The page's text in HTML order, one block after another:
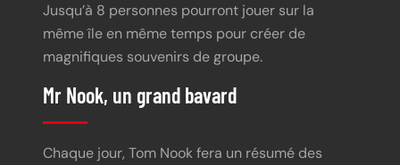
Jusqu’à 8 personnes pourront jouer sur la
même île en même temps pour créer de
magnifiques souvenirs de groupe.
Mr Nook, un grand bavard
Chaque jour, Tom Nook fera un résumé des